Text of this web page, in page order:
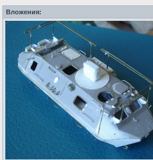
Вложения: